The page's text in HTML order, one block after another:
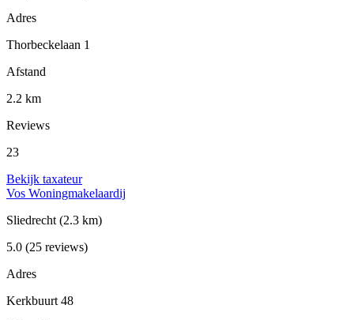
Adres
Thorbeckelaan 1
Afstand
2.2 km
Reviews
23
Bekijk taxateur
Vos Woningmakelaardij
Sliedrecht (2.3 km)
5.0 (25 reviews)
Adres
Kerkbuurt 48